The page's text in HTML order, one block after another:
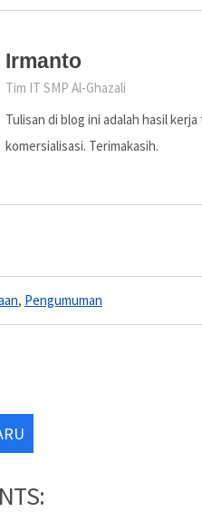
Irmanto
Tim IT SMP Al-Ghazali
Tulisan di blog ini adalah hasil
komersialisasi. Terimakasih.
, Pengumuman